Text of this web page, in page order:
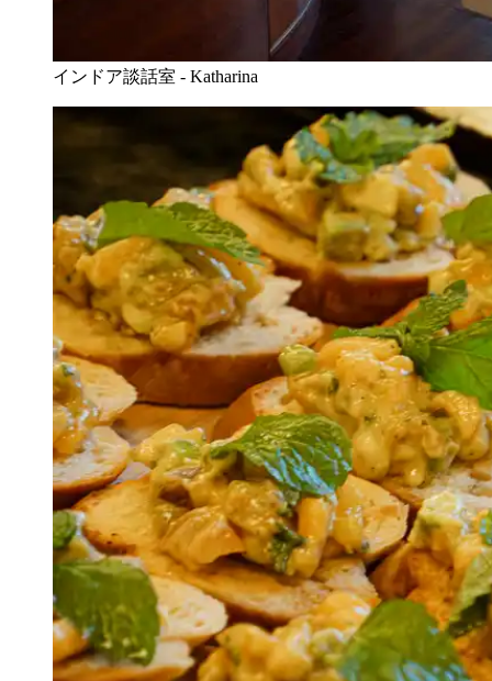
インドア談話室 - Katharina